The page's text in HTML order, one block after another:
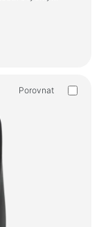
Porovnat